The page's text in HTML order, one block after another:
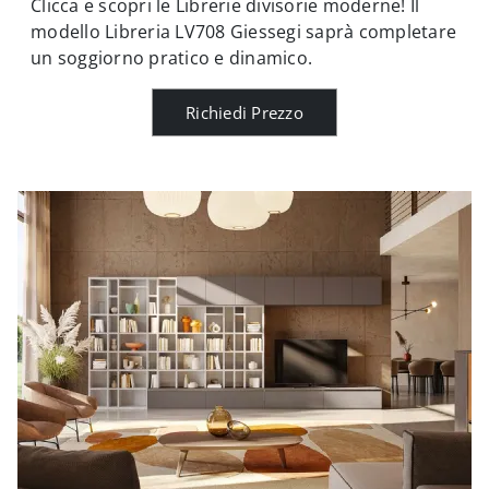
Clicca e scopri le Librerie divisorie moderne! Il
modello Libreria LV708 Giessegi saprà completare
un soggiorno pratico e dinamico.
Richiedi Prezzo